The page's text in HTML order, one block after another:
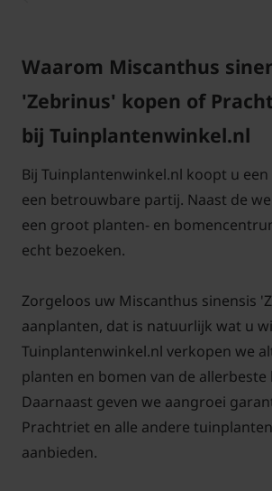
plant het beste terug knippen op
boven de grond. In het voorjaar
vanuit de grond weer opnieuw uit te
gescheurd worden. Om de nieuwe
laten wortelen, kunt u het beste
in het plantgat gebruiken.
De bladeren van de Miscanthus
worden in de loop van het najaar
door het blad gewoon te laten staan
een bepaalde sierwaarde.
winter bruin loof krijgen mogen in
worden terug geknipt.
Waarom Miscanthus
'Zebrinus' kopen of
bij Tuinplantenwinkel.nl
Bij Tuinplantenwinkel.nl koopt u
een betrouwbare partij. Naast de
een groot planten- en
echt bezoeken.
Zorgeloos uw Miscanthus sinensis
aanplanten, dat is natuurlijk wat u
Tuinplantenwinkel.nl verkopen we
planten en bomen van de allerbeste
Daarnaast geven we aangroei
Prachtriet en alle andere
aanbieden.